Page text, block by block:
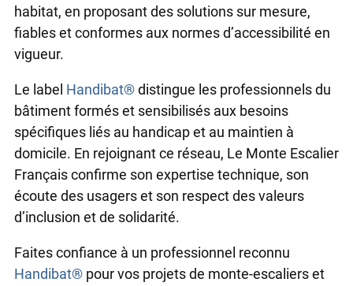
habitat, en proposant des solutions sur mesure,
fiables et conformes aux normes d’accessibilité en
vigueur.
Le label Handibat®distingue les professionnels du
bâtiment formés et sensibilisés aux besoins
spécifiques liés au handicap et au maintien à
domicile. En rejoignant ce réseau, Le Monte Escalier
Français confirme son expertise technique, son
écoute des usagers et son respect des valeurs
d’inclusion et de solidarité.
Faites confiance à un professionnel reconnu
Handibat® pour vos projets de monte-escaliers et